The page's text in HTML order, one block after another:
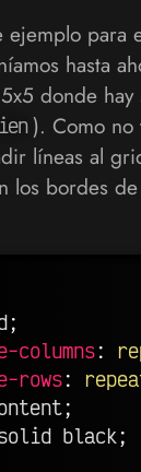
para
hasta
donde hay
). Como no
líneas al
los bordes
;
columns:
rows:
;
black ;